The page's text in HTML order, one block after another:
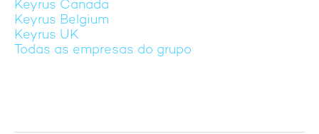
Keyrus Canada
Keyrus Belgium
Keyrus UK
Todas as empresas do grupo